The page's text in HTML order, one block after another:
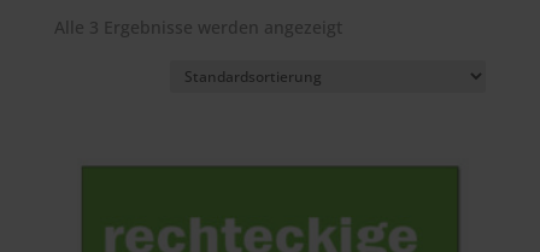
Alle 3 Ergebnisse werden angezeigt